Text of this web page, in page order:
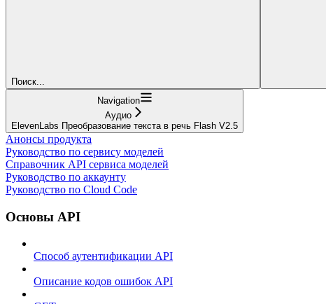
Поиск...
Navigation
Аудио
ElevenLabs Преобразование текста в речь Flash V2.5
Анонсы продукта
Руководство по сервису моделей
Справочник API сервиса моделей
Руководство по аккаунту
Руководство по Cloud Code
Основы API
Способ аутентификации API
Описание кодов ошибок API